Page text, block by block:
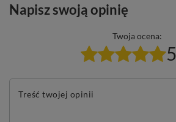
Napisz swoją opinię
Twoja ocena:
Treść twojej opinii